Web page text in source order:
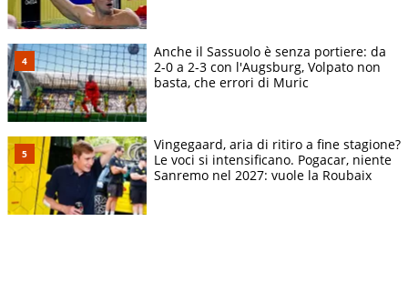
Anche il Sassuolo è senza portiere: da
2-0 a 2-3 con l'Augsburg, Volpato non
basta, che errori di Muric
Vingegaard, aria di ritiro a fine stagione?
Le voci si intensificano. Pogacar, niente
Sanremo nel 2027: vuole la Roubaix